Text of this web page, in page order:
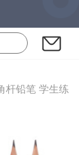
杆铅笔 学生练